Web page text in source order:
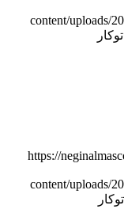
content/uploads/
https://
content/uploads/